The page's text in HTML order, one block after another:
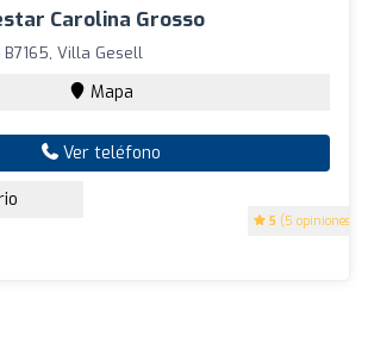
Carolina Grosso
5 (5 opiniones)
B7165, Villa Gesell
Mapa
Ver teléfono